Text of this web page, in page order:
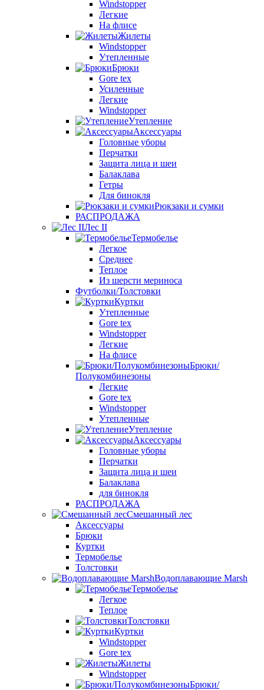
Windstopper
Легкие
На флисе
Жилеты
Windstopper
Утепленные
Брюки
Gore tex
Усиленные
Легкие
Windstopper
Утепление
Аксессуары
Головные уборы
Перчатки
Защита лица и шеи
Балаклава
Гетры
Для бинокля
Рюкзаки и сумки
РАСПРОДАЖА
Лес II
Термобелье
Легкое
Среднее
Теплое
Из шерсти мериноса
Футболки/Толстовки
Куртки
Утепленные
Gore tex
Windstopper
Легкие
На флисе
Брюки/
Полукомбинезоны
Легкие
Gore tex
Windstopper
Утепленные
Утепление
Аксессуары
Головные уборы
Перчатки
Защита лица и шеи
Балаклава
для бинокля
РАСПРОДАЖА
Смешанный лес
Аксессуары
Брюки
Куртки
Термобелье
Толстовки
Водоплавающие Marsh
Термобелье
Легкое
Теплое
Толстовки
Куртки
Windstopper
Gore tex
Жилеты
Windstopper
Брюки/